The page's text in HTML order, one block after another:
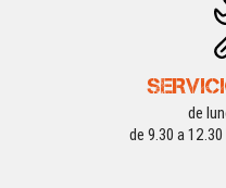
de
de 9.30 a